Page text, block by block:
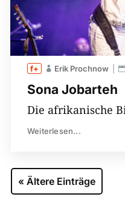
Sona Jobarteh
Erik Prochnow
Die afrikanische
Weiterlesen...
« Ältere Einträge